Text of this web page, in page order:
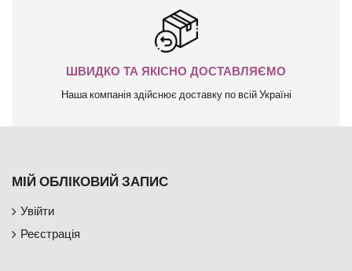
ШВИДКО ТА ЯКІСНО ДОСТАВЛЯЄМО
Наша компанія здійснює доставку по всій Україні
МІЙ ОБЛІКОВИЙ ЗАПИС
Увійти
Реєстрація